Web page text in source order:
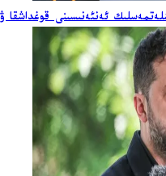
ئەنئەنىسىنى قوغداشقا